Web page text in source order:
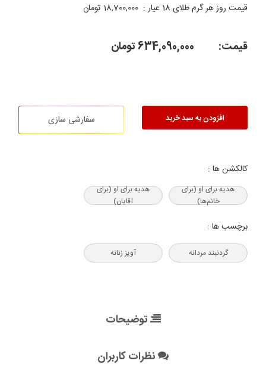
قیمت روز هر گرم طلای 18 عیار :
18,700,000 تومان
قیمت: 634,090,000تومان
افزودن به سبد خرید سفارشی سازی
کالکشن ها :
هدیه‌ برای او (برای
خانم‌ها)
هدیه‌ برای او (برای
آقایان)
برچسب ها :
گردنبند مردانه آویز زنانه
توضیحات
نظرات کاربران